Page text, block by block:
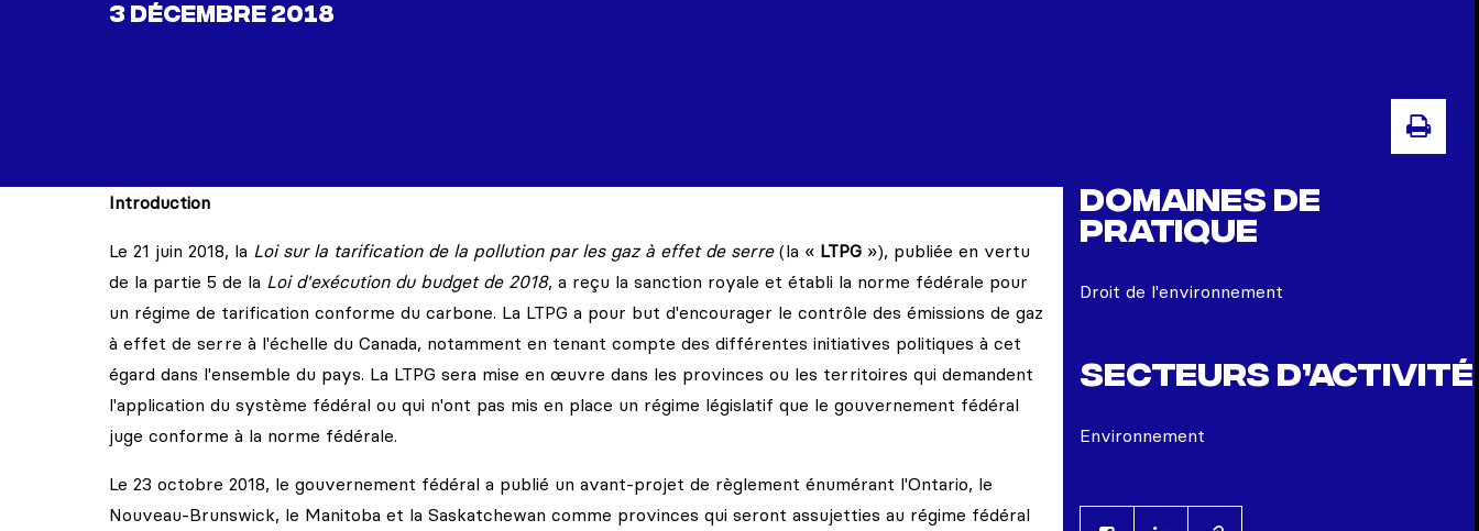
3 DÉCEMBRE 2018
Introduction
Le 21 juin 2018, la Loi sur la tarification de la pollution par les gaz à effet de serre(la « LTPG »), publiée en vertu
de la partie 5 de la Loi d'exécution du budget de 2018, a reçu la sanction royale et établi la norme fédérale pour
un régime de tarification conforme du carbone. La LTPG a pour but d'encourager le contrôle des émissions de gaz
à effet de serre à l'échelle du Canada, notamment en tenant compte des différentes initiatives politiques à cet
égard dans l'ensemble du pays. La LTPG sera mise en œuvre dans les provinces ou les territoires qui demandent
l'application du système fédéral ou qui n'ont pas mis en place un régime législatif que le gouvernement fédéral
juge conforme à la norme fédérale.
Le 23 octobre 2018, le gouvernement fédéral a publié un avant-projet de règlement énumérant l'Ontario, le
Nouveau-Brunswick, le Manitoba et la Saskatchewan comme provinces qui seront assujetties au régime fédéral
Domaines de
pratique
Droit de l'environnement
Secteurs d’activité
Environnement